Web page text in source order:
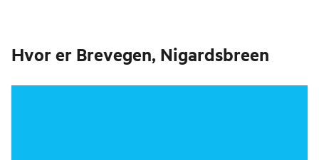
Hvor er Brevegen, Nigardsbreen